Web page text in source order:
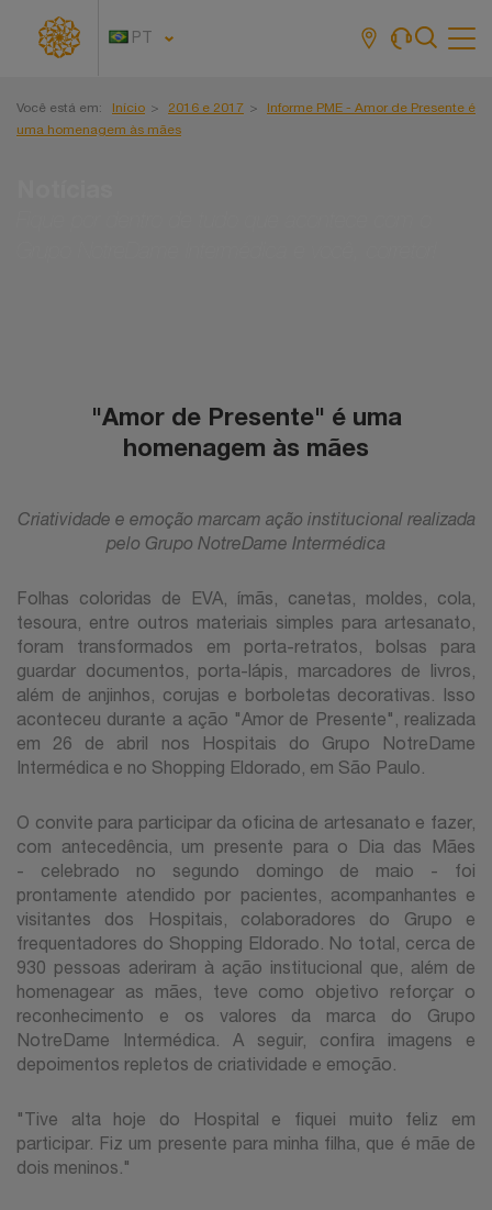
PT
Você está em: Início 2016 e 2017
Informe PME - Amor de Presente é
uma homenagem às mães
"Amor de Presente" é uma
homenagem às mães
Criatividade e emoção marcam ação institucional realizada
pelo Grupo NotreDame Intermédica
Folhas coloridas de EVA, ímãs, canetas, moldes, cola,
tesoura, entre outros materiais simples para artesanato,
foram transformados em porta-retratos, bolsas para
guardar documentos, porta-lápis, marcadores de livros,
além de anjinhos, corujas e borboletas decorativas. Isso
aconteceu durante a ação "Amor de Presente", realizada
em 26 de abril nos Hospitais do Grupo NotreDame
Intermédica e no Shopping Eldorado, em São Paulo.
O convite para participar da oficina de artesanato e fazer,
com antecedência, um presente para o Dia das Mães
- celebrado no segundo domingo de maio - foi
prontamente atendido por pacientes, acompanhantes e
visitantes dos Hospitais, colaboradores do Grupo e
frequentadores do Shopping Eldorado. No total, cerca de
930 pessoas aderiram à ação institucional que, além de
homenagear as mães, teve como objetivo reforçar o
reconhecimento e os valores da marca do Grupo
NotreDame Intermédica. A seguir, confira imagens e
depoimentos repletos de criatividade e emoção.
"Tive alta hoje do Hospital e fiquei muito feliz em
participar. Fiz um presente para minha filha, que é mãe de
dois meninos."